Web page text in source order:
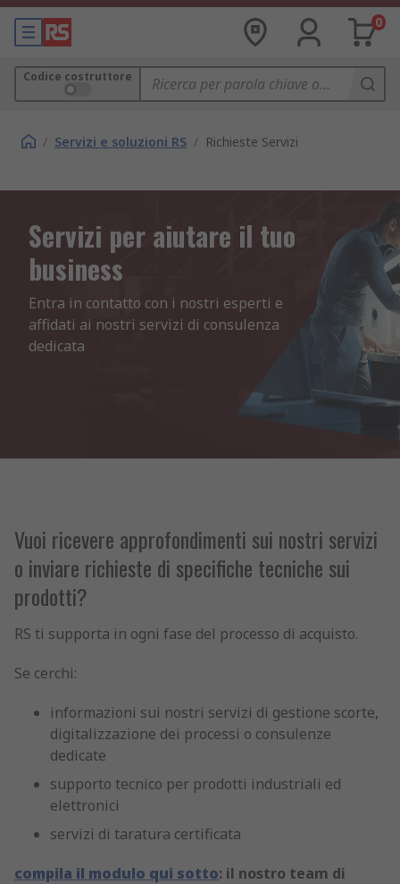
0
Codice costruttore
/ Servizi e soluzioni RS / Richieste Servizi
Servizi per aiutare il tuo
business
Entra in contatto con i nostri esperti e
affidati ai nostri servizi di consulenza
dedicata
Vuoi ricevere approfondimenti sui nostri servizi
o inviare richieste di specifiche tecniche sui
prodotti?
RS ti supporta in ogni fase del processo di acquisto.
Se cerchi:
informazioni sui nostri servizi di gestione scorte,
digitalizzazione dei processi o consulenze
dedicate
supporto tecnico per prodotti industriali ed
elettronici
servizi di taratura certificata
compila il modulo qui sotto: il nostro team di